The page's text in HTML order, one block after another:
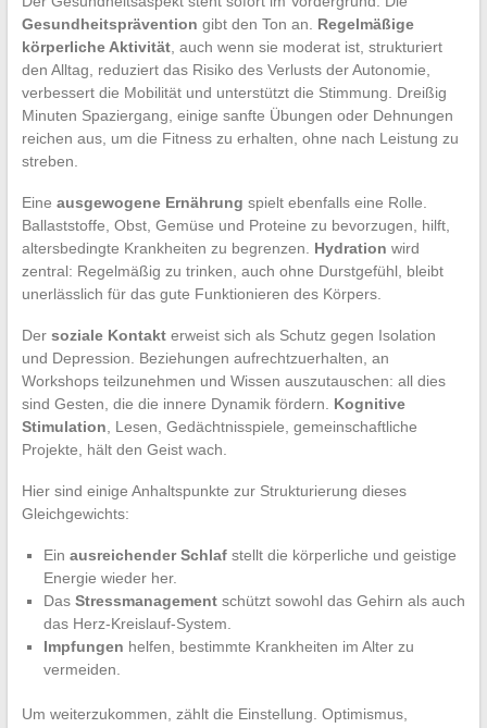
Gesundheitsprävention gibt den Ton an. Regelmäßige
körperliche Aktivität, auch wenn sie moderat ist, strukturiert
den Alltag, reduziert das Risiko des Verlusts der Autonomie,
verbessert die Mobilität und unterstützt die Stimmung. Dreißig
Minuten Spaziergang, einige sanfte Übungen oder Dehnungen
reichen aus, um die Fitness zu erhalten, ohne nach Leistung zu
streben.
Eine ausgewogene Ernährung spielt ebenfalls eine Rolle.
Ballaststoffe, Obst, Gemüse und Proteine zu bevorzugen, hilft,
altersbedingte Krankheiten zu begrenzen. Hydration wird
zentral: Regelmäßig zu trinken, auch ohne Durstgefühl, bleibt
unerlässlich für das gute Funktionieren des Körpers.
Der soziale Kontakterweist sich als Schutz gegen Isolation
und Depression. Beziehungen aufrechtzuerhalten, an
Workshops teilzunehmen und Wissen auszutauschen: all dies
sind Gesten, die die innere Dynamik fördern. Kognitive
Stimulation , Lesen, Gedächtnisspiele, gemeinschaftliche
Projekte, hält den Geist wach.
Hier sind einige Anhaltspunkte zur Strukturierung dieses
Gleichgewichts:
Ein ausreichender Schlafstellt die körperliche und geistige
Energie wieder her.
Das Stressmanagementschützt sowohl das Gehirn als auch
das Herz-Kreislauf-System.
Impfungen helfen, bestimmte Krankheiten im Alter zu
vermeiden.
Um weiterzukommen, zählt die Einstellung. Optimismus,